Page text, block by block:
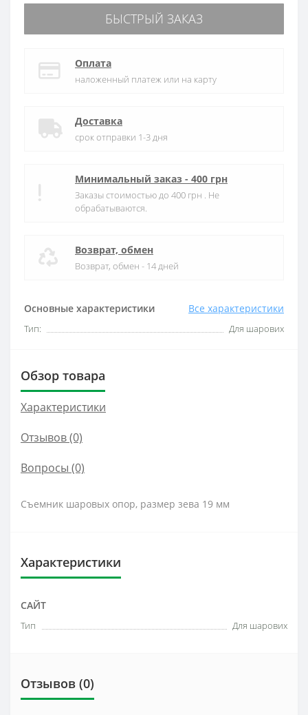
Основные характеристики Все характеристики
Тип: Для шарових
БЫСТРЫЙ ЗАКАЗ
Оплата
наложенный платеж или на карту
Доставка
срок отправки 1-3 дня
Минимальный заказ - 400 грн
Заказы стоимостью до 400 грн . Не
обрабатываются.
Возврат, обмен
Возврат, обмен - 14 дней
Обзор товара
Характеристики
Отзывов (0)
Вопросы (0)
Съемник шаровых опор, размер зева 19 мм
Характеристики
САЙТ
Тип Для шарових
Отзывов (0)